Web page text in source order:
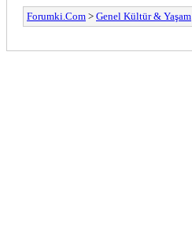
Forumki.Com > Genel Kültür & Yaşam